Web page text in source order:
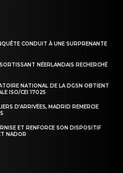
CONDUIT À UNE SURPRENANTE
NÉERLANDAIS RECHERCHÉ
NATIONAL DE LA DGSN OBTIENT
ISO/CEI 17025
D’ARRIVÉES, MADRID REMERCIE
ET RENFORCE SON DISPOSITIF
NADOR